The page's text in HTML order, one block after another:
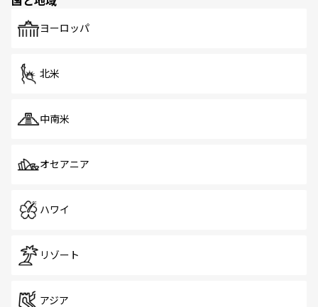
で、ホーカーズは地元の風情を楽しめる外せないスポット
ヨーロッパ
北米
中南米
オセアニア
ハワイ
リゾート
アジア